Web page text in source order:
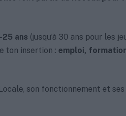
25 ans (jusqu’à 30 ans pour les
ton insertion : emploi,
son fonctionnement et